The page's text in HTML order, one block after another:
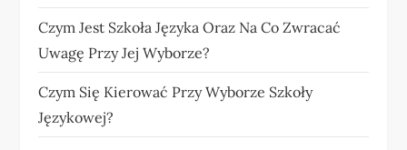
Czym Jest Szkoła Języka Oraz Na Co Zwracać
Uwagę Przy Jej Wyborze?
Czym Się Kierować Przy Wyborze Szkoły
Językowej?